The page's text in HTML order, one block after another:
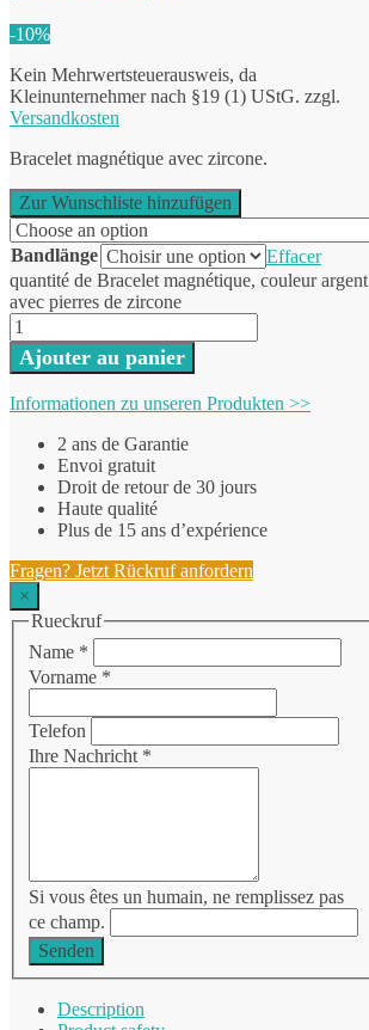
-10%
Kein Mehrwertsteuerausweis, da
Kleinunternehmer nach §19 (1) UStG. zzgl.
Versandkosten
Bracelet magnétique avec zircone.
Zur Wunschliste hinzufügen
Bandlänge
Effacer
quantité de Bracelet magnétique, couleur argent
avec pierres de zircone
Ajouter au panier
Informationen zu unseren Produkten >>
2 ans de Garantie
Envoi gratuit
Droit de retour de 30 jours
Haute qualité
Plus de 15 ans d’expérience
Fragen? Jetzt Rückruf anfordern
×
Rueckruf
Name *
Vorname *
Telefon
Ihre Nachricht *
Si vous êtes un humain, ne remplissez pas
ce champ.
Senden
Description